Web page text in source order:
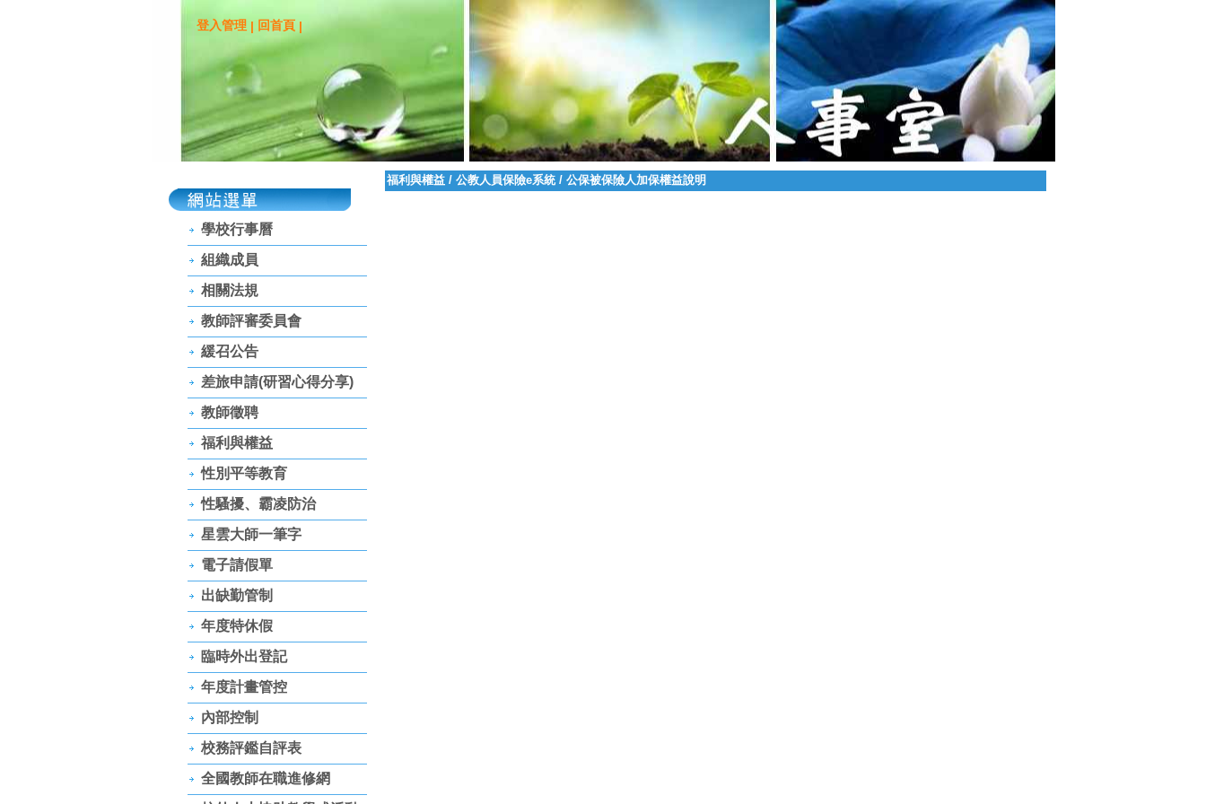
登入管理| 回首頁 |
學校行事曆
組織成員
相關法規
教師評審委員會
緩召公告
差旅申請(研習心得分享)
教師徵聘
福利與權益
性別平等教育
性騷擾、霸凌防治
星雲大師一筆字
電子請假單
出缺勤管制
年度特休假
臨時外出登記
年度計畫管控
內部控制
校務評鑑自評表
全國教師在職進修網
福利與權益/ 公教人員保險e系統/ 公保被保險人加保權益說明